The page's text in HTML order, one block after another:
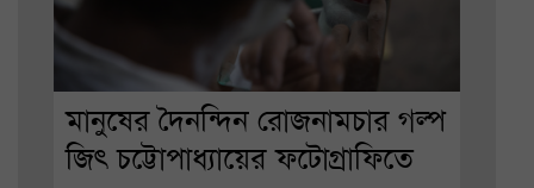
মানুষের দৈনন্দিন রোজনামচার গল্প
জিৎ চট্টোপাধ্যায়ের ফটোগ্রাফিতে